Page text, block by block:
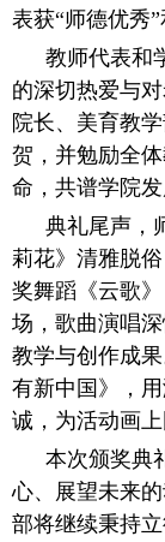
表获“师德优秀”
教师代表和
的深切热爱与
院长、美育教
贺，并勉励全
命，共谱学院发
典礼尾声，
莉花》清雅脱
奖舞蹈《云歌
场，歌曲演唱
教学与创作成
有新中国》，
诚，为活动画上
本次颁奖典
心、展望未来
部将继续秉持